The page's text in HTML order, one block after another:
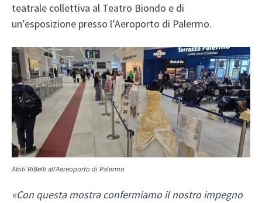
teatrale collettiva al Teatro Biondo e di
un’esposizione presso l’Aeroporto di Palermo.
Abiti RiBelli all’Aereoporto di Palermo
«Con questa mostra confermiamo il nostro impegno